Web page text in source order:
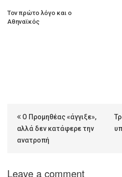
Τον πρώτο λόγο και ο
Αθηναϊκός
Ο Προμηθέας «άγγιξε»,
αλλά δεν κατάφερε την
ανατροπή
Leave a comment